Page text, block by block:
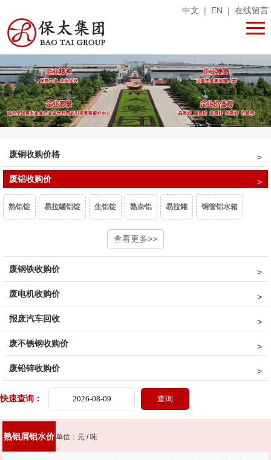
中文 | EN | 在线留言
废铜收购价格
废铝收购价
熟铝锭 易拉罐铝锭 生铝锭 熟杂铝 易拉罐 铜管铝水箱
型材旧料 喷涂型材
非标6061 6082白料
7系白料 非标7系白料
拉丝铝线 铝水箱 干净铝模板 活塞 机体 汽车轮毂
摩托车轮毂
破碎浮选熟铝水价 破碎熟铝水价 破碎生铝水价
查看更多>>
废钢铁收购价
废电机收购价
报废汽车回收
废不锈钢收购价
废铅锌收购价
快速查询：
熟铝屑铝水价单位：元 / 吨